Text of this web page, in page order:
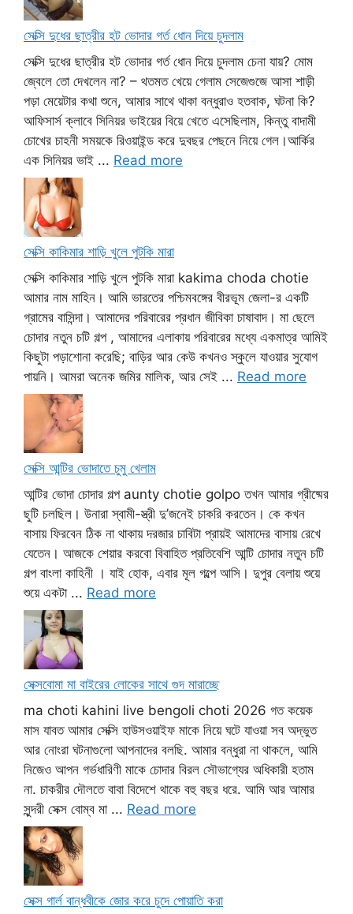
সেক্সি দুধের ছাত্রীর হট ভোদার গর্ত ধোন দিয়ে চুদলাম
সেক্সি দুধের ছাত্রীর হট ভোদার গর্ত ধোন দিয়ে চুদলাম চেনা যায়? মোম
জ্বেলে তো দেখলেন না? – থতমত খেয়ে গেলাম সেজেগুজে আসা শাড়ী
পড়া মেয়েটার কথা শুনে, আমার সাথে থাকা বন্ধুরাও হতবাক, ঘটনা কি?
আফিসার্স ক্লাবে সিনিয়র ভাইয়ের বিয়ে খেতে এসেছিলাম, কিন্তু বাদামী
চোখের চাহনী সময়কে রিওয়াইন্ড করে দুবছর পেছনে নিয়ে গেল।আর্কির
এক সিনিয়র ভাই ... Read more
সেক্সি কাকিমার শাড়ি খুলে পুটকি মারা
সেক্সি কাকিমার শাড়ি খুলে পুটকি মারা kakima choda chotie
আমার নাম মাহিন। আমি ভারতের পশ্চিমবঙ্গের বীরভূম জেলা-র একটি
গ্রামের বাসিন্দা। আমাদের পরিবারের প্রধান জীবিকা চাষাবাদ। মা ছেলে
চোদার নতুন চটি গল্প , আমাদের এলাকায় পরিবারের মধ্যে একমাত্র আমিই
কিছুটা পড়াশোনা করেছি; বাড়ির আর কেউ কখনও স্কুলে যাওয়ার সুযোগ
পায়নি। আমরা অনেক জমির মালিক, আর সেই ... Read more
সেক্সি আন্টির ভোদাতে চুমু খেলাম
আন্টির ভোদা চোদার গল্প aunty chotie golpo তখন আমার গ্রীষ্মের
ছুটি চলছিল। উনারা স্বামী-স্ত্রী দু’জনেই চাকরি করতেন। কে কখন
বাসায় ফিরবেন ঠিক না থাকায় দরজার চাবিটা প্রায়ই আমাদের বাসায় রেখে
যেতেন। আজকে শেয়ার করবো বিবাহিত প্রতিবেশি আন্টি চোদার নতুন চটি
গল্প বাংলা কাহিনী । যাই হোক, এবার মূল গল্পে আসি। দুপুর বেলায় শুয়ে
শুয়ে একটা ... Read more
সেক্সবোমা মা বাইরের লোকের সাথে গুদ মারাচ্ছে
ma choti kahini live bengoli choti 2026 গত কয়েক
মাস যাবত আমার সেক্সি হাউসওয়াইফ মাকে নিয়ে ঘটে যাওয়া সব অদ্ভুত
আর নোংরা ঘটনাগুলো আপনাদের বলছি. আমার বন্ধুরা না থাকলে, আমি
নিজেও আপন গর্ভধারিণী মাকে চোদার বিরল সৌভাগ্যের অধিকারী হতাম
না. চাকরীর দৌলতে বাবা বিদেশে থাকে বহু বছর ধরে. আমি আর আমার
সুন্দরী সেক্স বোম্ব মা ... Read more
সেক্স গার্ল বান্ধবীকে জোর করে চুদে পোয়াতি করা